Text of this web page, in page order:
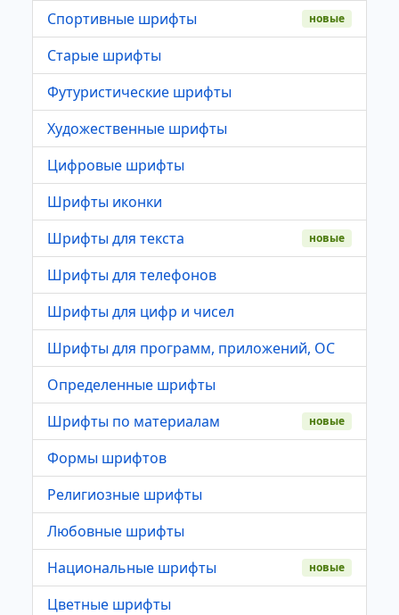
Спортивные шрифты
новые
Старые шрифты
Футуристические шрифты
Художественные шрифты
Цифровые шрифты
Шрифты иконки
Шрифты для текста
новые
Шрифты для телефонов
Шрифты для цифр и чисел
Шрифты для программ, приложений, ОС
Определенные шрифты
Шрифты по материалам
новые
Формы шрифтов
Религиозные шрифты
Любовные шрифты
Национальные шрифты
новые
Цветные шрифты